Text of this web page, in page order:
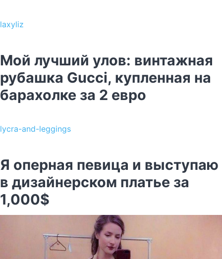
laxyliz
Мой лучший улов: винтажная
рубашка Gucci, купленная на
барахолке за 2 евро
lycra-and-leggings
Я оперная певица и выступаю
в дизайнерском платье за
1,000$